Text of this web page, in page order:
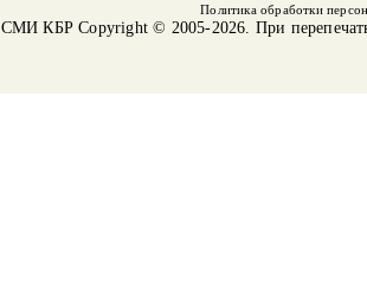
Политика обработки
СМИ КБРCopyright © 2005-2026. При